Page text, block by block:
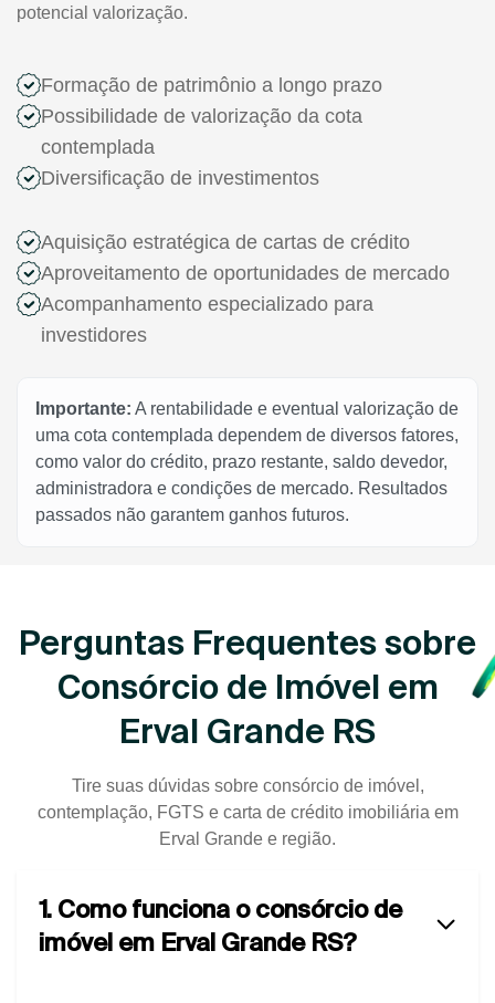
potencial valorização.
Formação de patrimônio a longo prazo
Possibilidade de valorização da cota
contemplada
Diversificação de investimentos
Aquisição estratégica de cartas de crédito
Aproveitamento de oportunidades de mercado
Acompanhamento especializado para
investidores
Importante: A rentabilidade e eventual valorização de
uma cota contemplada dependem de diversos fatores,
como valor do crédito, prazo restante, saldo devedor,
administradora e condições de mercado. Resultados
passados não garantem ganhos futuros.
Perguntas Frequentes sobre
Consórcio de Imóvel em
Erval Grande RS
Tire suas dúvidas sobre consórcio de imóvel,
contemplação, FGTS e carta de crédito imobiliária em
Erval Grande e região.
1. Como funciona o consórcio de
imóvel em Erval Grande RS?